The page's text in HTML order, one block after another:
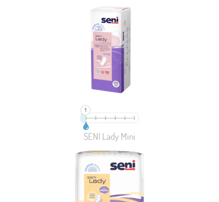
SENI Lady Mini